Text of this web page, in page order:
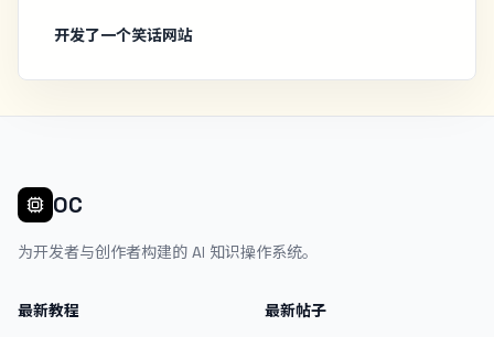
开发了一个笑话网站
OC
为开发者与创作者构建的 AI 知识操作系统。
最新教程 最新帖子